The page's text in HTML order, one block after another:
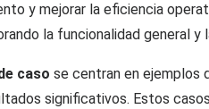
y mejorar la eficiencia
la funcionalidad general y
caso se centran en ejemplos
significativos. Estos